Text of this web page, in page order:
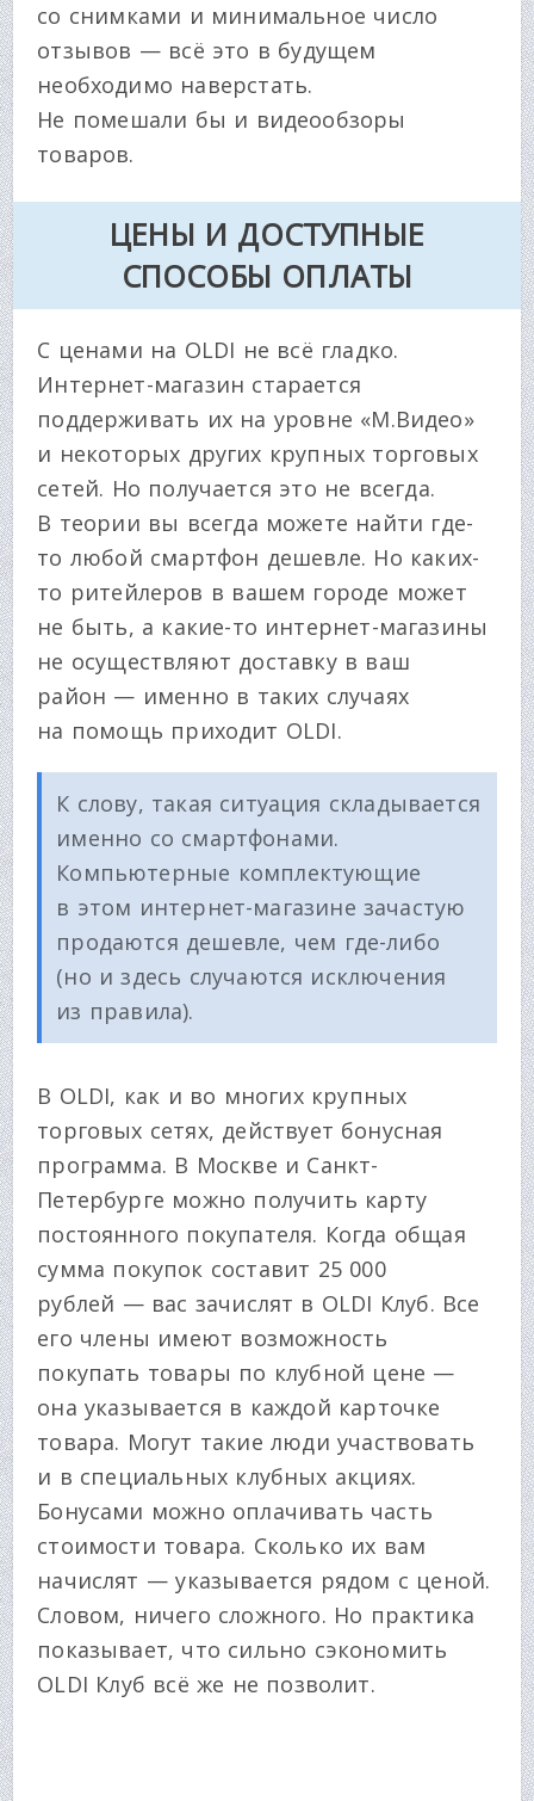
со снимками и минимальное число
отзывов — всё это в будущем
необходимо наверстать.
Не помешали бы и видеообзоры
товаров.
ЦЕНЫ И ДОСТУПНЫЕ
СПОСОБЫ ОПЛАТЫ
С ценами на OLDI не всё гладко.
Интернет-магазин старается
поддерживать их на уровне «М.Видео»
и некоторых других крупных торговых
сетей. Но получается это не всегда.
В теории вы всегда можете найти где-
то любой смартфон дешевле. Но каких-
то ритейлеров в вашем городе может
не быть, а какие-то интернет-магазины
не осуществляют доставку в ваш
район — именно в таких случаях
на помощь приходит OLDI.
К слову, такая ситуация складывается
именно со смартфонами.
Компьютерные комплектующие
в этом интернет-магазине зачастую
продаются дешевле, чем где-либо
(но и здесь случаются исключения
из правила).
В OLDI, как и во многих крупных
торговых сетях, действует бонусная
программа. В Москве и Санкт-
Петербурге можно получить карту
постоянного покупателя. Когда общая
сумма покупок составит 25 000
рублей — вас зачислят в OLDI Клуб. Все
его члены имеют возможность
покупать товары по клубной цене —
она указывается в каждой карточке
товара. Могут такие люди участвовать
и в специальных клубных акциях.
Бонусами можно оплачивать часть
стоимости товара. Сколько их вам
начислят — указывается рядом с ценой.
Словом, ничего сложного. Но практика
показывает, что сильно сэкономить
OLDI Клуб всё же не позволит.